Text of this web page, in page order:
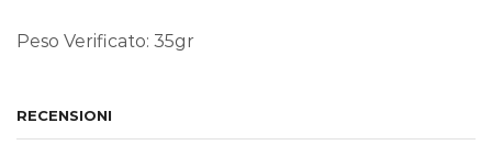
Peso Verificato: 35gr
RECENSIONI